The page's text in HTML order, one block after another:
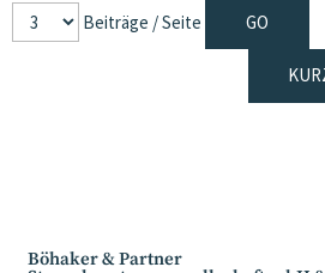
Beiträge / Seite
Böhaker & Partner